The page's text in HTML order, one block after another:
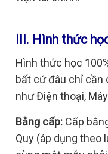
III. Hình thức
Hình thức học
bất cứ đâu chỉ cần
như Điện thoại,
Bằng cấp: Cấp
Quy (áp dụng theo